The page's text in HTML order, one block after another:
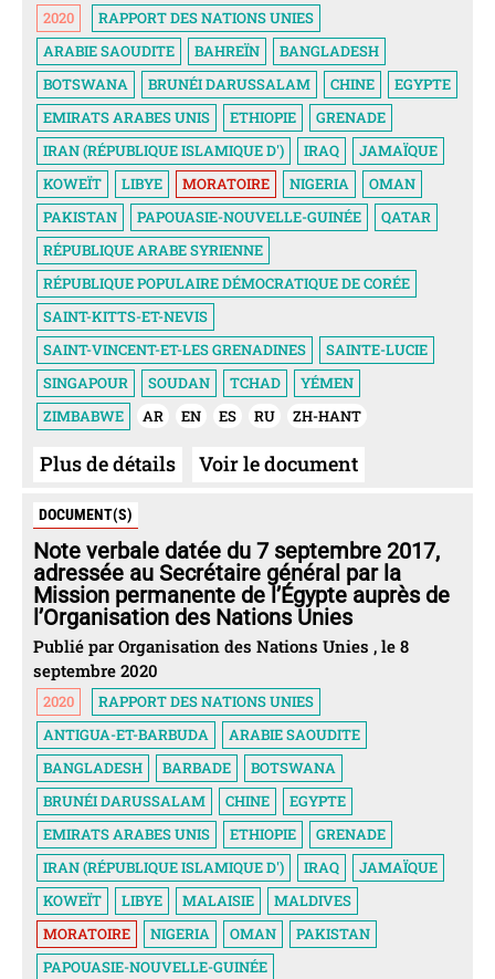
2020
RAPPORT DES NATIONS UNIES
ARABIE SAOUDITE
BAHREÏN
BANGLADESH
BOTSWANA
BRUNÉI DARUSSALAM CHINE
EGYPTE
EMIRATS ARABES UNIS
ETHIOPIE
GRENADE
IRAN (RÉPUBLIQUE ISLAMIQUE D')
IRAQ
JAMAÏQUE
KOWEÏT
LIBYE MORATOIRE NIGERIA
OMAN
PAKISTAN
PAPOUASIE-NOUVELLE-GUINÉE
QATAR
RÉPUBLIQUE ARABE SYRIENNE
RÉPUBLIQUE POPULAIRE DÉMOCRATIQUE DE CORÉE
SAINT-KITTS-ET-NEVIS
SAINT-VINCENT-ET-LES GRENADINES
SAINTE-LUCIE
SINGAPOUR
SOUDAN TCHAD
YÉMEN
ZIMBABWE
AR EN ES RU ZH-HANT
Plus de détails Voir le document
DOCUMENT(S)
Note verbale datée du 7 septembre 2017,
adressée au Secrétaire général par la
Mission permanente de l’Égypte auprès de
l’Organisation des Nations Unies
Publié par Organisation des Nations Unies , le 8
septembre 2020
2020
RAPPORT DES NATIONS UNIES
ANTIGUA-ET-BARBUDA
ARABIE SAOUDITE
BANGLADESH
BARBADE
BOTSWANA
BRUNÉI DARUSSALAM
CHINE
EGYPTE
EMIRATS ARABES UNIS
ETHIOPIE
GRENADE
IRAN (RÉPUBLIQUE ISLAMIQUE D')
IRAQ
JAMAÏQUE
KOWEÏT
LIBYE MALAISIE
MALDIVES
MORATOIRE
NIGERIA OMAN
PAKISTAN
PAPOUASIE-NOUVELLE-GUINÉE